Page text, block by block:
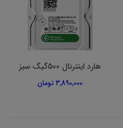
هارد اینترنال 500گیگ سبز
3,890,000 تومان